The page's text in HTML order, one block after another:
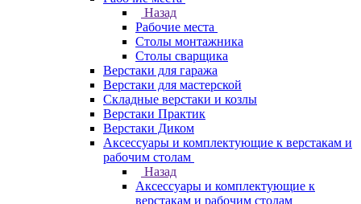
Назад
Рабочие места
Столы монтажника
Столы сварщика
Верстаки для гаража
Верстаки для мастерской
Складные верстаки и козлы
Верстаки Практик
Верстаки Диком
Аксессуары и комплектующие к верстакам и
рабочим столам
Назад
Аксессуары и комплектующие к
верстакам и рабочим столам